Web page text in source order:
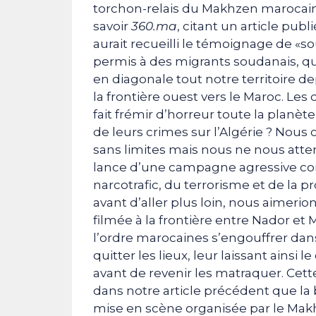
torchon-relais du Makhzen
savoir360.ma, citant un article
aurait recueilli le témoignage de
permis à des migrants soudanais,
en diagonale tout notre territoire
la frontière ouest vers le Maroc.
fait frémir d’horreur toute la
de leurs crimes sur l’Algérie ?
sans limites mais nous ne nous
lance d’une campagne agressive
narcotrafic, du terrorisme et de la
avant d’aller plus loin, nous
filmée à la frontière entre Nador et
l’ordre marocaines s’engouffrer
quitter les lieux, leur laissant ainsi
avant de revenir les matraquer.
dans notre article précédent que la
mise en scène organisée par le